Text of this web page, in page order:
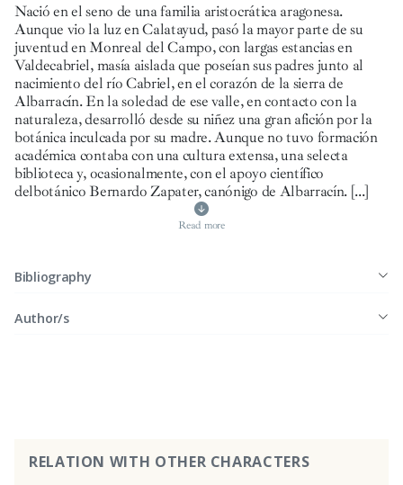
Nació en el seno de una familia aristocrática aragonesa.
Aunque vio la luz en Calatayud, pasó la mayor parte de su
juventud en Monreal del Campo, con largas estancias en
Valdecabriel, masía aislada que poseían sus padres junto al
nacimiento del río Cabriel, en el corazón de la sierra de
Albarracín. En la soledad de ese valle, en contacto con la
naturaleza, desarrolló desde su niñez una gran afición por la
botánica inculcada por su madre. Aunque no tuvo formación
académica contaba con una cultura extensa, una selecta
biblioteca y, ocasionalmente, con el apoyo científico
delbotánico Bernardo Zapater, canónigo de Albarracín. [...]
Read more
Bibliography
Author/s
RELATION WITH OTHER CHARACTERS